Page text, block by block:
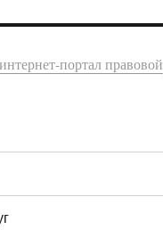
портал правовой